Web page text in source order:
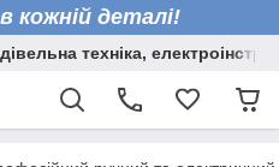
кожній деталі!
техніка,